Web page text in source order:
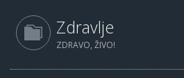
Zdravlje
ZDRAVO, ŽIVO!